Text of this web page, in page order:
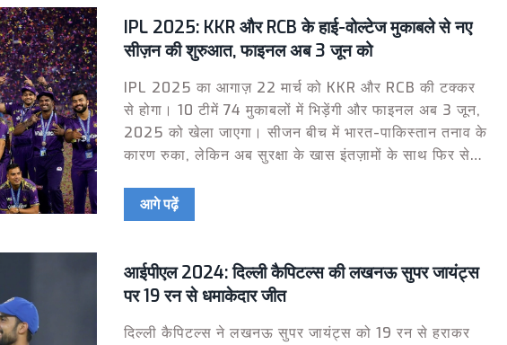
IPL 2025: KKR और RCB के हाई-वोल्टेज मुकाबले से नए
सीज़न की शुरुआत, फाइनल अब 3 जून को
IPL 2025 का आगाज़ 22 मार्च को KKR और RCB की टक्कर
से होगा। 10 टीमें 74 मुकाबलों में भिड़ेंगी और फाइनल अब 3 जून,
2025 को खेला जाएगा। सीजन बीच में भारत-पाकिस्तान तनाव के
कारण रुका, लेकिन अब सुरक्षा के खास इंतज़ामों के साथ फिर से
आगे पढ़ें
आईपीएल 2024: दिल्ली कैपिटल्स की लखनऊ सुपर जायंट्स
पर 19 रन से धमाकेदार जीत
दिल्ली कैपिटल्स ने लखनऊ सुपर जायंट्स को 19 रन से हराकर